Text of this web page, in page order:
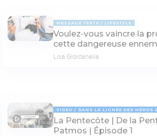
MESSAGE TEXTE LIFESTYLE
Voulez-vous vaincre la
cette dangereuse
Lisa Giordanella
05:22
VIDÉO DANS LA LIGNÉE DES HÉROS
La Pentecôte | De la
Patmos | Épisode 1